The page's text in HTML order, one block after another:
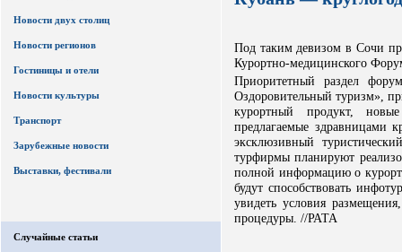
Новости двух столиц
Новости регионов
Гостиницы и отели
Новости культуры
Транспорт
Зарубежные новости
Выставки, фестивали
Случайные статьи
Под таким девизом в Сочи
Курортно-медицинского
Приоритетный раздел
Оздоровительный туризм»,
курортный продукт,
предлагаемые здравницами
эксклюзивный
турфирмы планируют
полной информацию о
будут способствовать
увидеть условия
процедуры. //РАТА